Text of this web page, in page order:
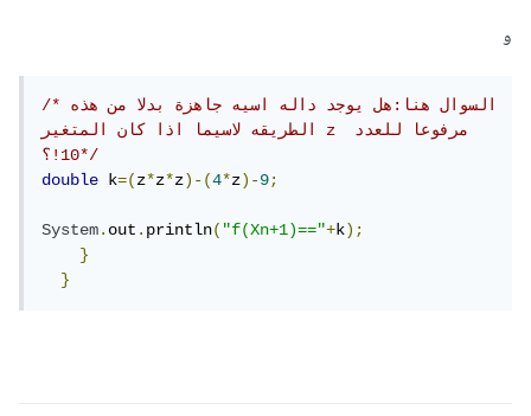
و
/*السوال هنا:هل يوجد داله اسيه جاهزة بدلا من هذه
الطريقه لاسيما اذا كان المتغير z مرفوعا للعدد
10!؟*/
double k=(z*z*z)-(4*z)-9;
System.out.println("f(Xn+1)=="+k);
}
}